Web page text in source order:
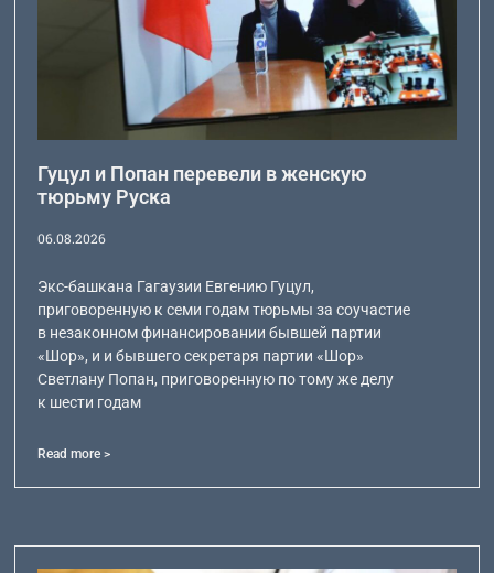
Гуцул и Попан перевели в женскую
тюрьму Руска
06.08.2026
Экс-башкана Гагаузии Евгению Гуцул,
приговоренную к семи годам тюрьмы за соучастие
в незаконном финансировании бывшей партии
«Шор», и и бывшего секретаря партии «Шор»
Светлану Попан, приговоренную по тому же делу
к шести годам
Read more >